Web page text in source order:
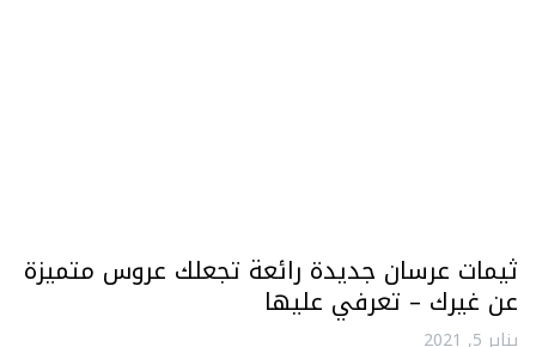
ثيمات عرسان جديدة رائعة تجعلك عروس متميزة
عن غيرك – تعرفي عليها